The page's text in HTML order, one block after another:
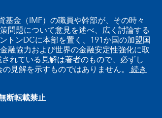
基金（IMF）の職員や幹部が、その時々
問題について意見を述べ、広く討論する
トンDCに本部を置く、191か国の加盟国
融協力および世界の金融安定性強化に取
れている見解は著者のもので、必ずし
見解を示すものではありません。 続き
断転載禁止